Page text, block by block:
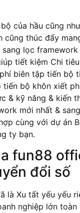
của hầu cũng
cũng thúc đẩy
sang lọc
tiết kiệm Chi
biên tập tiến bộ
bộ khôn xiết
& kỹ năng & kiến
mới nhất &
cùng với dự án
ty bạn.
fun88
đổi số
là Xu tất yếu yếu
nghiệp lớn toàn